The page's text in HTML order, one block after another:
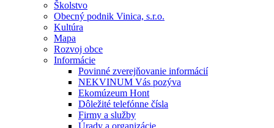
Školstvo
Obecný podnik Vinica, s.r.o.
Kultúra
Mapa
Rozvoj obce
Informácie
Povinné zverejňovanie informácií
NEKVINUM Vás pozýva
Ekomúzeum Hont
Dôležité telefónne čísla
Firmy a služby
Úrady a organizácie